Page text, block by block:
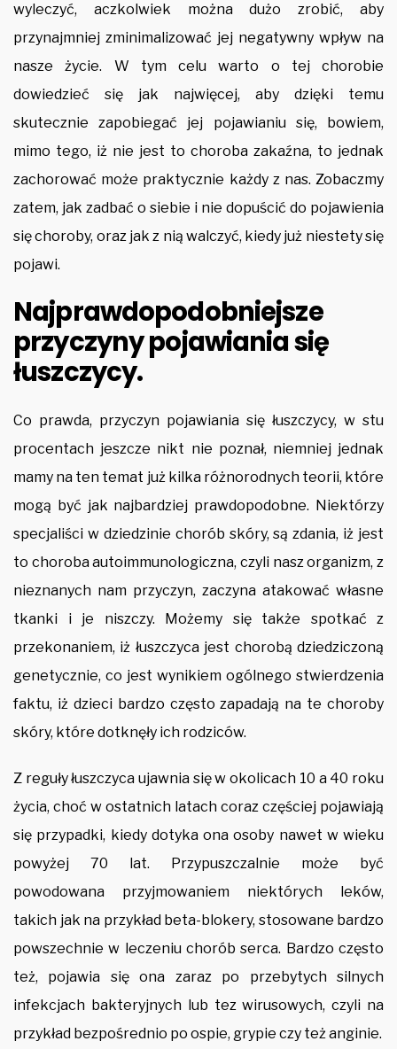
wyleczyć, aczkolwiek można dużo zrobić, aby
przynajmniej zminimalizować jej negatywny wpływ na
nasze życie. W tym celu warto o tej chorobie
dowiedzieć się jak najwięcej, aby dzięki temu
skutecznie zapobiegać jej pojawianiu się, bowiem,
mimo tego, iż nie jest to choroba zakaźna, to jednak
zachorować może praktycznie każdy z nas. Zobaczmy
zatem, jak zadbać o siebie i nie dopuścić do pojawienia
się choroby, oraz jak z nią walczyć, kiedy już niestety się
pojawi.
Najprawdopodobniejsze
przyczyny pojawiania się
łuszczycy.
Co prawda, przyczyn pojawiania się łuszczycy, w stu
procentach jeszcze nikt nie poznał, niemniej jednak
mamy na ten temat już kilka różnorodnych teorii, które
mogą być jak najbardziej prawdopodobne. Niektórzy
specjaliści w dziedzinie chorób skóry, są zdania, iż jest
to choroba autoimmunologiczna, czyli nasz organizm, z
nieznanych nam przyczyn, zaczyna atakować własne
tkanki i je niszczy. Możemy się także spotkać z
przekonaniem, iż łuszczyca jest chorobą dziedziczoną
genetycznie, co jest wynikiem ogólnego stwierdzenia
faktu, iż dzieci bardzo często zapadają na te choroby
skóry, które dotknęły ich rodziców.
Z reguły łuszczyca ujawnia się w okolicach 10 a 40 roku
życia, choć w ostatnich latach coraz częściej pojawiają
się przypadki, kiedy dotyka ona osoby nawet w wieku
powyżej 70 lat. Przypuszczalnie może być
powodowana przyjmowaniem niektórych leków,
takich jak na przykład beta-blokery, stosowane bardzo
powszechnie w leczeniu chorób serca. Bardzo często
też, pojawia się ona zaraz po przebytych silnych
infekcjach bakteryjnych lub tez wirusowych, czyli na
przykład bezpośrednio po ospie, grypie czy też anginie.